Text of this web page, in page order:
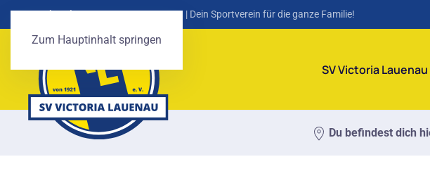
Zum Hauptinhalt springen
SV Victoria Lauenau von 1921 e. V. | Dein Sportverein für die ganze Familie!
SV Victoria Lauenau
Du befindest dich